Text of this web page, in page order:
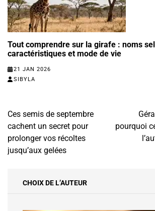
Tout comprendre sur la girafe : noms
caractéristiques et mode de vie
21 JAN 2026
SIBYLA
Navigation
de
l’article
Ces semis de septembre
cachent un secret pour
prolonger vos récoltes
jusqu’aux gelées
pourquoi
CHOIX DE L’AUTEUR